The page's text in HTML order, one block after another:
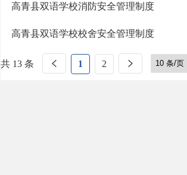
高青县双语学校消防安全管理制度
高青县双语学校校舍安全管理制度
共 13 条 1 2